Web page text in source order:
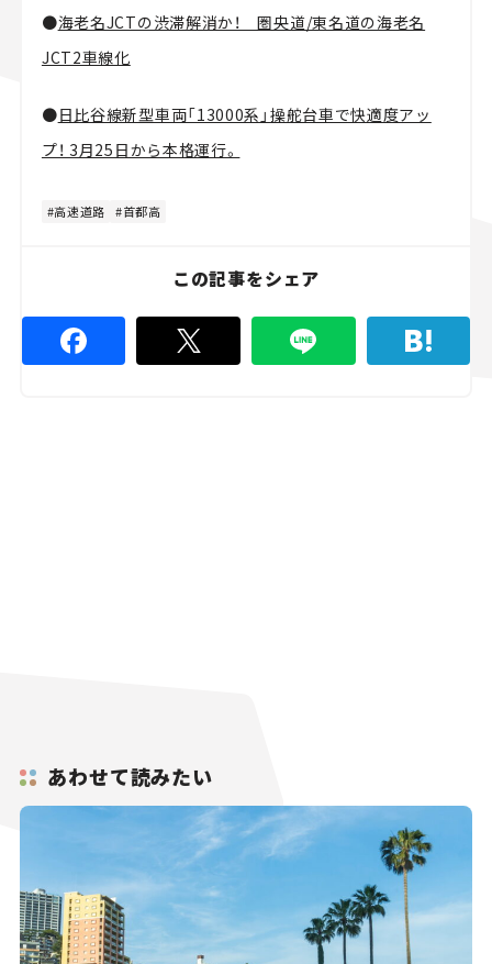
●海老名JCTの渋滞解消か！ 圏央道/東名道の海老名
JCT2車線化
●日比谷線新型車両「13000系」操舵台車で快適度アッ
プ！ 3月25日から本格運行。
高速道路 首都高
この記事をシェア
あわせて読みたい